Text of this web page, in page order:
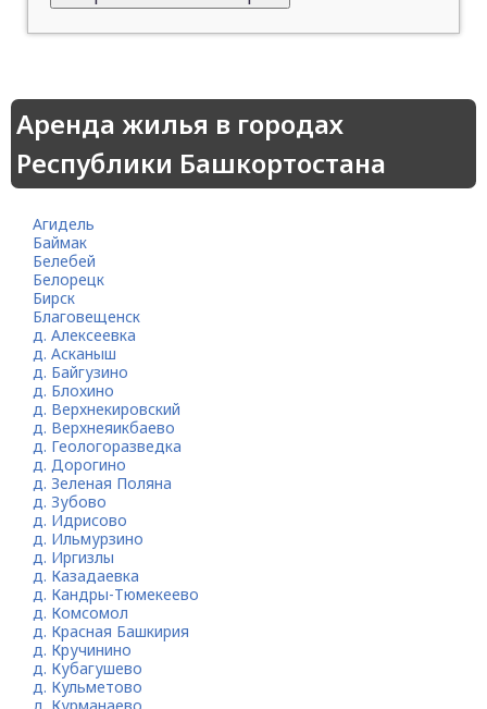
Аренда жилья в городах
Республики Башкортостана
Агидель
Баймак
Белебей
Белорецк
Бирск
Благовещенск
д. Алексеевка
д. Асканыш
д. Байгузино
д. Блохино
д. Верхнекировский
д. Верхнеяикбаево
д. Геологоразведка
д. Дорогино
д. Зеленая Поляна
д. Зубово
д. Идрисово
д. Ильмурзино
д. Иргизлы
д. Казадаевка
д. Кандры-Тюмекеево
д. Комсомол
д. Красная Башкирия
д. Кручинино
д. Кубагушево
д. Кульметово
д. Курманаево